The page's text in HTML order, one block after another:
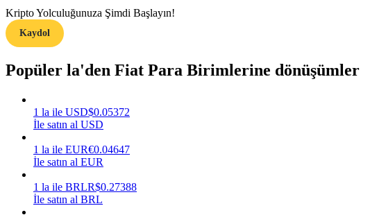
Nasıl kârlı kalabileceğinizi öğrenin
Kripto Yolculuğunuza Şimdi Başlayın!
Kaydol
Popüler la'den Fiat Para Birimlerine dönüşümler
1 la ile USD$0.05372
İle satın al USD
1 la ile EUR€0.04647
İle satın al EUR
1 la ile BRLR$0.27388
İle satın al BRL